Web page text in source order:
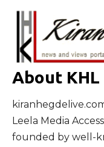
About KHL
Leela Media
founded by well-